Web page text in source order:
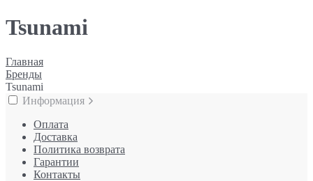
Tsunami
Главная
Бренды
Tsunami
Информация
Оплата
Доставка
Политика возврата
Гарантии
Контакты